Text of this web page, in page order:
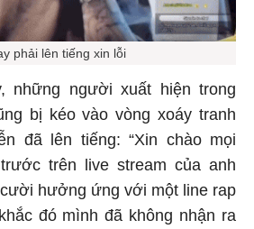
phải lên tiếng xin lỗi
những người xuất hiện trong
bị kéo vào vòng xoáy tranh
đã lên tiếng: “Xin chào mọi
trên live stream của anh
hưởng ứng với một line rap
đó mình đã không nhận ra